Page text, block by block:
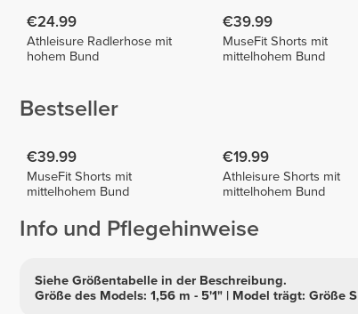
€24.99
Athleisure Radlerhose mit
hohem Bund
€39.99
MuseFit Shorts mit
mittelhohem Bund
Bestseller
€39.99
MuseFit Shorts mit
mittelhohem Bund
€19.99
Athleisure Shorts mit
mittelhohem Bund
Info und Pflegehinweise
Siehe Größentabelle in der Beschreibung.
Größe des Models: 1,56 m - 5'1" | Model trägt: Größe S